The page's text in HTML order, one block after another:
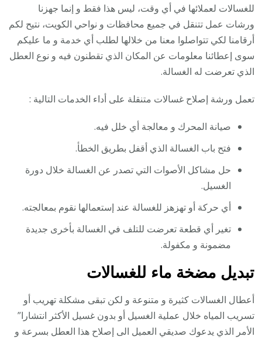
للغسالات لعملائها في أي وقت، ليس هذا فقط و إنما جهزنا
ورشات عمل تتنقل في جميع محافظات و نواحي الكويت، نتيح لكم
أرقامنا لكي تتواصلوا معنا من خلالها لطلب أي خدمة و ما عليكم
سوى إعطائنا معلومات عن المكان الذي تقطنون فيه و نوع العطل
الذي تعرضت له الغسالة.
تعمل ورشة إصلاح غسالات متنقلة على أداء الخدمات التالية :
صيانة المحرك و معالجة أي خلل فيه.
فتح باب الغسالة الذي أقفل بطريق الخطأ.
حل مشاكل الأصوات التي تصدر عن الغسالة خلال دورة
الغسيل.
أي حركة أو تهزهز للغسالة عند إستعمالها نقوم بمعالجته.
تغير أي قطعة تعرضت للتلف في الغسالة بأخرى جديدة
مضمونة و مكفولة.
تبديل مضخة ماء للغسالات
أعطال الغسالات كثيرة و متنوعة و لكن تبقى مشكلة تهريب أو
تسريب المياه خلال عملية الغسيل أو بدون غسيل الأكثر انتشارا”
الأمر الذي يدعوك صديقي العميل الى إصلاح هذا العطل بسرعة و